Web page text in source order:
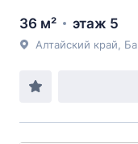
36 м² этаж 5
Алтайский край,